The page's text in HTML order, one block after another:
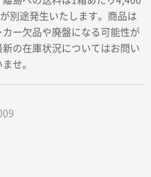
別途発生いたします。商品は
ー欠品や廃盤になる可能性が
新の在庫状況についてはお問い
せ。